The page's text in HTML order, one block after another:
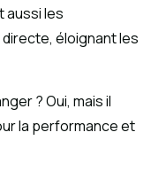
aussi les
éloignant les
? Oui, mais il
la performance et